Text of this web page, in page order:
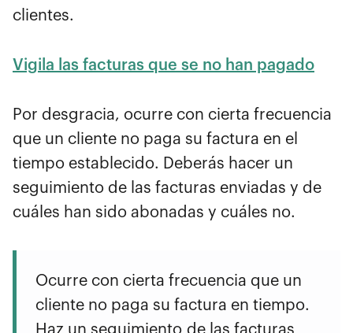
clientes.
Vigila las facturas que se no han pagado
Por desgracia, ocurre con cierta frecuencia
que un cliente no paga su factura en el
tiempo establecido. Deberás hacer un
seguimiento de las facturas enviadas y de
cuáles han sido abonadas y cuáles no.
Ocurre con cierta frecuencia que un
cliente no paga su factura en tiempo.
Haz un seguimiento de las facturas